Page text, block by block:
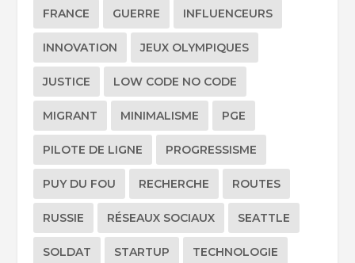
FRANCE GUERRE INFLUENCEURS
INNOVATION JEUX OLYMPIQUES
JUSTICE LOW CODE NO CODE
MIGRANT MINIMALISME PGE
PILOTE DE LIGNE PROGRESSISME
PUY DU FOU RECHERCHE ROUTES
RUSSIE RÉSEAUX SOCIAUX SEATTLE
SOLDAT STARTUP TECHNOLOGIE